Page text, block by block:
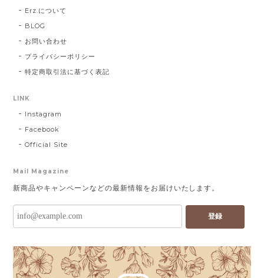
Erz.について
BLOG
お問い合わせ
プライバシーポリシー
特定商取引法に基づく表記
LINK
Instagram
Facebook
Official Site
Mail Magazine
新商品やキャンペーンなどの最新情報をお届けいたします。
登録